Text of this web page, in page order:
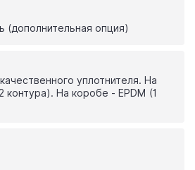
опция)
уплотнителя. На
контура). На коробе - EPDM (1